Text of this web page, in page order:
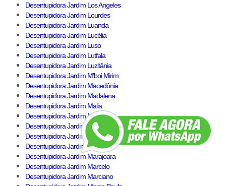
Desentupidora Jardim Los Angeles
Desentupidora Jardim Lourdes
Desentupidora Jardim Luanda
Desentupidora Jardim Lucélia
Desentupidora Jardim Luso
Desentupidora Jardim Lutfala
Desentupidora Jardim Luzitânia
Desentupidora Jardim M'boi Mirim
Desentupidora Jardim Macedônia
Desentupidora Jardim Madalena
Desentupidora Jardim Malia
Desentupidora Jardim Manacá
Desentupidora Jardim Mara
Desentupidora Jardim Marabá
Desentupidora Jardim Maraca
Desentupidora Jardim Marajoara
Desentupidora Jardim Marcelo
Desentupidora Jardim Marciano